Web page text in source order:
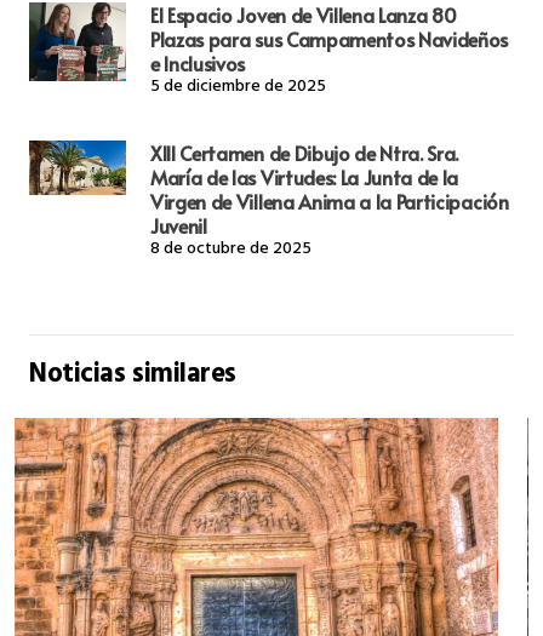
El Espacio Joven de Villena Lanza 80
Plazas para sus Campamentos Navideños
e Inclusivos
5 de diciembre de 2025
XIII Certamen de Dibujo de Ntra. Sra.
María de las Virtudes: La Junta de la
Virgen de Villena Anima a la Participación
Juvenil
8 de octubre de 2025
Noticias similares